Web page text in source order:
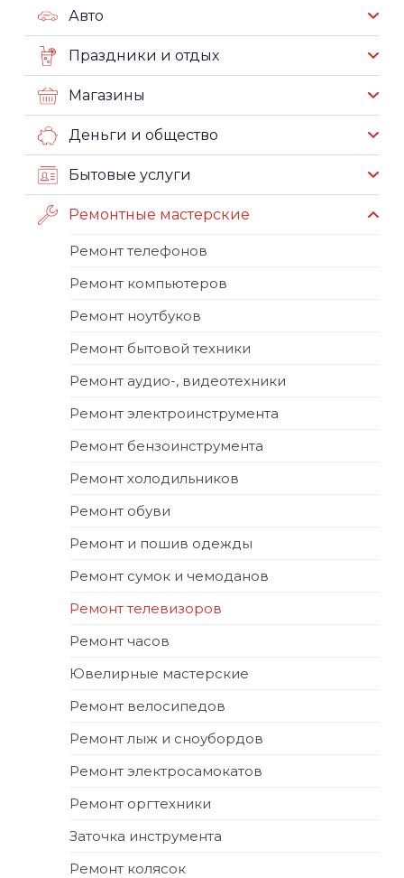
Авто
Праздники и отдых
Магазины
Деньги и общество
Бытовые услуги
Ремонтные мастерские
Ремонт телефонов
Ремонт компьютеров
Ремонт ноутбуков
Ремонт бытовой техники
Ремонт аудио-, видеотехники
Ремонт электроинструмента
Ремонт бензоинструмента
Ремонт холодильников
Ремонт обуви
Ремонт и пошив одежды
Ремонт сумок и чемоданов
Ремонт телевизоров
Ремонт часов
Ювелирные мастерские
Ремонт велосипедов
Ремонт лыж и сноубордов
Ремонт электросамокатов
Ремонт оргтехники
Заточка инструмента
Ремонт колясок